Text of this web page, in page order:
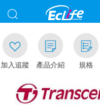
蹤 產品介紹 規格
滿千元門市取貨現折1%(
門